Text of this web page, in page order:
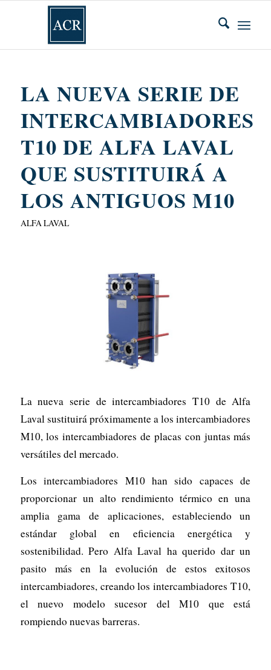
LA NUEVA SERIE DE
INTERCAMBIADORES
T10 DE ALFA LAVAL
QUE SUSTITUIRÁ A
LOS ANTIGUOS M10
ALFA LAVAL
La nueva serie de intercambiadores T10 de Alfa
Laval sustituirá próximamente a los intercambiadores
M10, los intercambiadores de placas con juntas más
versátiles del mercado.
Los intercambiadores M10 han sido capaces de
proporcionar un alto rendimiento térmico en una
amplia gama de aplicaciones, estableciendo un
estándar global en eficiencia energética y
sostenibilidad. Pero Alfa Laval ha querido dar un
pasito más en la evolución de estos exitosos
intercambiadores, creando los intercambiadores T10,
el nuevo modelo sucesor del M10 que está
rompiendo nuevas barreras.